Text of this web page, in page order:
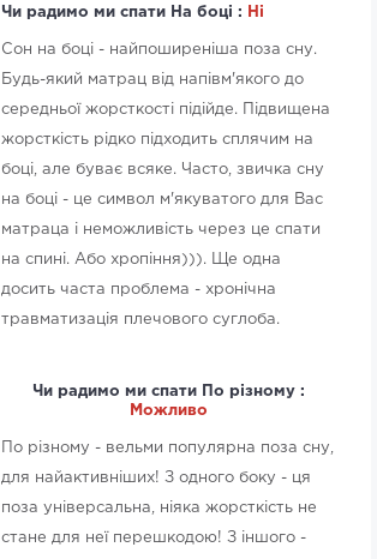
Чи радимо ми спати На боці : Нi
Сон на боці - найпоширеніша поза сну.
Будь-який матрац від напівм'якого до
середньої жорсткості підійде. Підвищена
жорсткість рідко підходить сплячим на
боці, але буває всяке. Часто, звичка сну
на боці - це символ м'якуватого для Вас
матраца і неможливість через це спати
на спині. Або хропіння))). Ще одна
досить часта проблема - хронічна
травматизація плечового суглоба.
Чи радимо ми спати По різному :
Можливо
По різному - вельми популярна поза сну,
для найактивніших! З одного боку - ця
поза універсальна, ніяка жорсткість не
стане для неї перешкодою! З іншого -